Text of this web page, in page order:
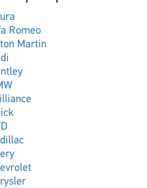
Romeo
Martin